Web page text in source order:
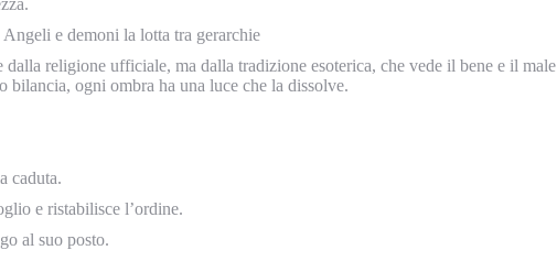
e demoni la lotta tra gerarchie
dalla religione ufficiale, ma dalla tradizione esoterica, che vede il bene e il male
ogni ombra ha una luce che la dissolve.
caduta.
e ristabilisce l’ordine.
al suo posto.